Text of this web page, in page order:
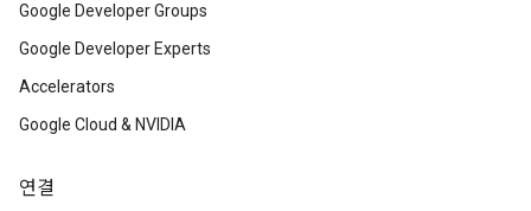
Google Developer Groups
Google Developer Experts
Accelerators
Google Cloud & NVIDIA
연결